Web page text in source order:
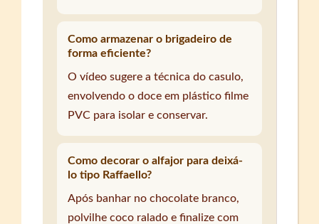
Como armazenar o brigadeiro de
forma eficiente?
O vídeo sugere a técnica do casulo,
envolvendo o doce em plástico filme
PVC para isolar e conservar.
Como decorar o alfajor para deixá-
lo tipo Raffaello?
Após banhar no chocolate branco,
polvilhe coco ralado e finalize com